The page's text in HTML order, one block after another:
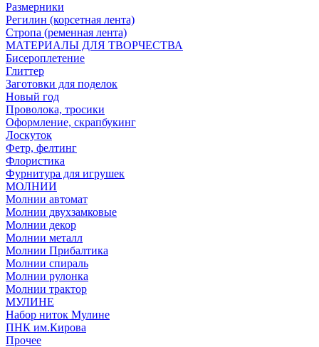
Размерники
Регилин (корсетная лента)
Стропа (ременная лента)
МАТЕРИАЛЫ ДЛЯ ТВОРЧЕСТВА
Бисероплетение
Глиттер
Заготовки для поделок
Новый год
Проволока, тросики
Оформление, скрапбукинг
Лоскуток
Фетр, фелтинг
Флористика
Фурнитура для игрушек
МОЛНИИ
Молнии автомат
Молнии двухзамковые
Молнии декор
Молнии металл
Молнии Прибалтика
Молнии спираль
Молнии рулонка
Молнии трактор
МУЛИНЕ
Набор ниток Мулине
ПНК им.Кирова
Прочее